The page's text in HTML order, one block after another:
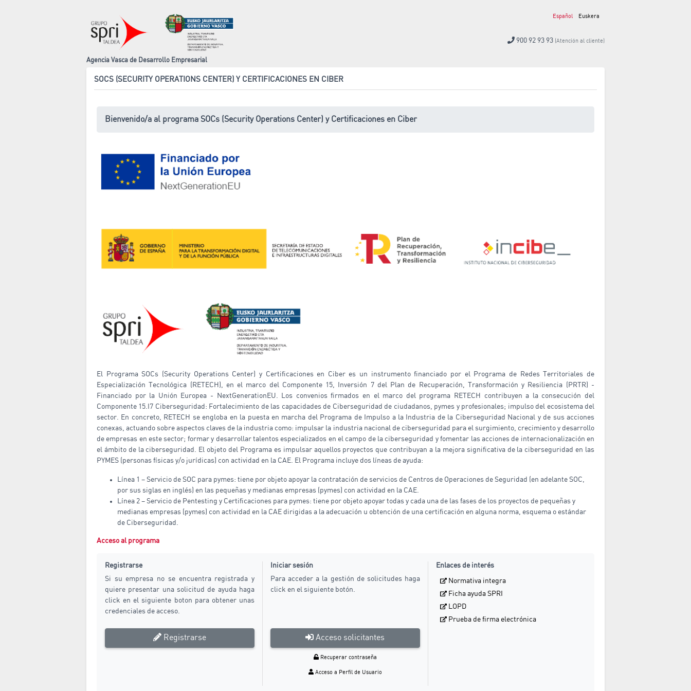
Agencia Vasca de Desarrollo Empresarial
Español Euskera
900 92 93 93 (Atención al cliente)
SOCS (SECURITY OPERATIONS CENTER) Y CERTIFICACIONES EN CIBER
Bienvenido/a al programa SOCs (Security Operations Center) y Certificaciones en Ciber
El Programa SOCs (Security Operations Center) y Certificaciones en Ciber es un instrumento financiado por el Programa de Redes Territoriales de
Especialización Tecnológica (RETECH), en el marco del Componente 15, Inversión 7 del Plan de Recuperación, Transformación y Resiliencia (PRTR) -
Financiado por la Unión Europea - NextGenerationEU. Los convenios firmados en el marco del programa RETECH contribuyen a la consecución del
Componente 15.I7 Ciberseguridad: Fortalecimiento de las capacidades de Ciberseguridad de ciudadanos, pymes y profesionales; impulso del ecosistema del
sector. En concreto, RETECH se engloba en la puesta en marcha del Programa de Impulso a la Industria de la Ciberseguridad Nacional y de sus acciones
conexas, actuando sobre aspectos claves de la industria como: impulsar la industria nacional de ciberseguridad para el surgimiento, crecimiento y desarrollo
de empresas en este sector; formar y desarrollar talentos especializados en el campo de la ciberseguridad y fomentar las acciones de internacionalización en
el ámbito de la ciberseguridad. El objeto del Programa es impulsar aquellos proyectos que contribuyan a la mejora significativa de la ciberseguridad en las
PYMES (personas físicas y/o jurídicas) con actividad en la CAE. El Programa incluye dos líneas de ayuda:
Línea 1 – Servicio de SOC para pymes: tiene por objeto apoyar la contratación de servicios de Centros de Operaciones de Seguridad (en adelante SOC,
por sus siglas en inglés) en las pequeñas y medianas empresas (pymes) con actividad en la CAE.
Línea 2 – Servicio de Pentesting y Certificaciones para pymes: tiene por objeto apoyar todas y cada una de las fases de los proyectos de pequeñas y
medianas empresas (pymes) con actividad en la CAE dirigidas a la adecuación u obtención de una certificación en alguna norma, esquema o estándar
de Ciberseguridad.
Acceso al programa
Registrarse
Si su empresa no se encuentra registrada y
quiere presentar una solicitud de ayuda haga
click en el siguiente boton para obtener unas
credenciales de acceso.
Registrarse
Iniciar sesión
Para acceder a la gestión de solicitudes haga
click en el siguiente botón.
Acceso solicitantes
Recuperar contraseña
Acceso a Perfil de Usuario
Enlaces de interés
Normativa integra
Ficha ayuda SPRI
LOPD
Prueba de firma electrónica